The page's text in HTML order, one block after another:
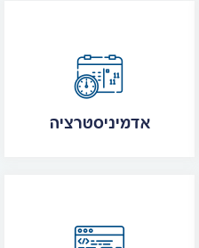
אדמיניסטרציה